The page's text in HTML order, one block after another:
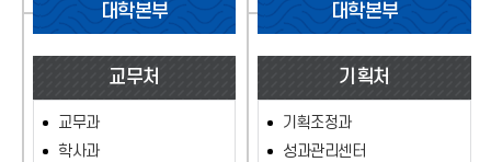
대학본부
교무처
교무과
학사과
대학본부
기획처
기획조정과
성과관리센터